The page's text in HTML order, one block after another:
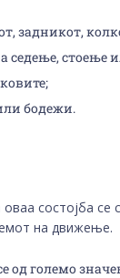
задникот,
стоење
бодежи.
состојба се
на движење.
од големо